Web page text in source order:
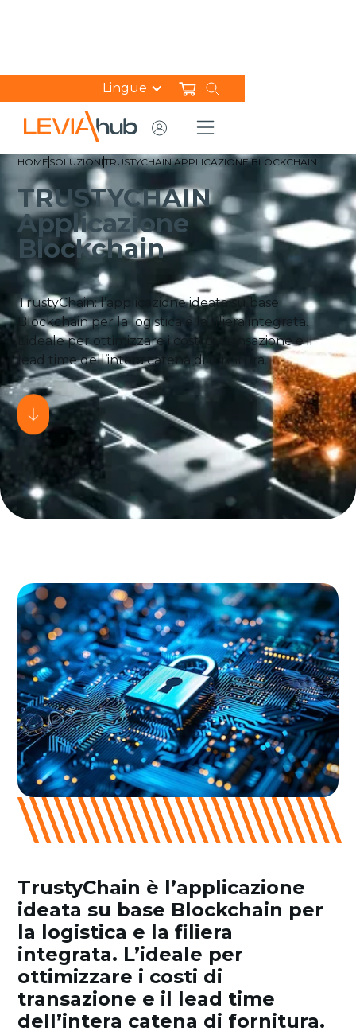
Lingue
HOME SOLUZIONITRUSTYCHAIN APPLICAZIONE BLOCKCHAIN
TRUSTYCHAIN
Applicazione
Blockchain
TrustyChain: l’applicazione ideata su base
Blockchain per la logistica e la filiera integrata.
L’ideale per ottimizzare i costi di transazione e il
lead time dell’intera catena di fornitura.
TrustyChain è l’applicazione
ideata su base Blockchain per
la logistica e la filiera
integrata. L’ideale per
ottimizzare i costi di
transazione e il lead time
dell’intera catena di fornitura.